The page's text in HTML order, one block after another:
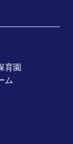
育園
ム